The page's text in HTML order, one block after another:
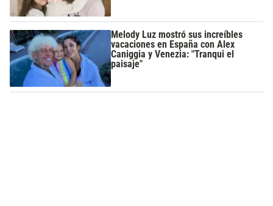
Melody Luz mostró sus increíbles
vacaciones en España con Alex
Caniggia y Venezia: "Tranqui el
paisaje"